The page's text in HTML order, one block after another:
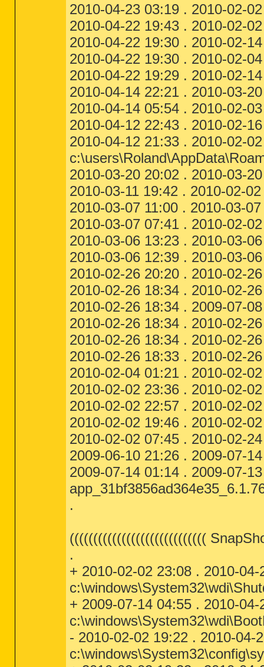
2010-04-23 03:19 . 2010-02-
2010-04-22 19:43 . 2010-02-
2010-04-22 19:30 . 2010-02-
2010-04-22 19:30 . 2010-02-
2010-04-22 19:29 . 2010-02-
2010-04-14 22:21 . 2010-03-
2010-04-14 05:54 . 2010-02-
2010-04-12 22:43 . 2010-02-
2010-04-12 21:33 . 2010-02-
2010-03-20 20:02 . 2010-03-
2010-03-11 19:42 . 2010-02-
2010-03-07 11:00 . 2010-03-
2010-03-07 07:41 . 2010-02-
2010-03-06 13:23 . 2010-03-
2010-03-06 12:39 . 2010-03-
2010-02-26 20:20 . 2010-02-
2010-02-26 18:34 . 2010-02-
2010-02-26 18:34 . 2009-07-
2010-02-26 18:34 . 2010-02-
2010-02-26 18:34 . 2010-02-
2010-02-26 18:33 . 2010-02-
2010-02-04 01:21 . 2010-02-
2010-02-02 23:36 . 2010-02-
2010-02-02 22:57 . 2010-02-
2010-02-02 19:46 . 2010-02-
2010-02-02 07:45 . 2010-02-
2009-06-10 21:26 . 2009-07-
2009-07-14 01:14 . 2009-07-
.
(((((((((((((((((((((((((((((
.
+ 2010-02-02 23:08 . 2010-
+ 2009-07-14 04:55 . 2010-
- 2010-02-02 19:22 . 2010-04-